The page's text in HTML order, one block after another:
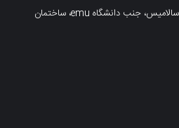
قبرس شمالی، فاماگوستا، خیابان سالامیس، جنب دانشگاه emu، ساختمان